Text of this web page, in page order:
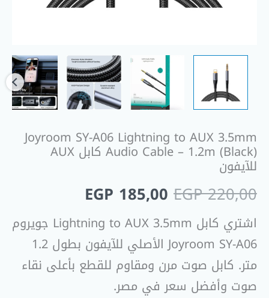
Joyroom SY-A06 Lightning to AUX 3.5mm
Audio Cable – 1.2m (Black) كابل AUX
للآيفون
EGP220,00
EGP 185,00
اشتري كابل Lightning to AUX 3.5mm جويروم
Joyroom SY-A06 الأصلي للآيفون بطول 1.2
متر. كابل صوت مرن ومقاوم للقطع بأعلى نقاء
صوت وأفضل سعر في مصر.
للآيفون